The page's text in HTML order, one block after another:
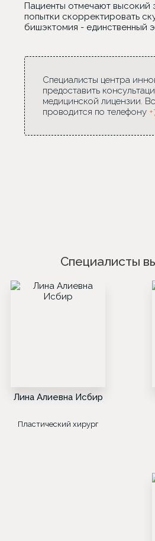
Пациенты отмечают высокий
попытки скорректировать
бишэктомия - единственный
Специалисты центра
предоставить
медицинской лицензии.
проводится по телефону
Специалисты
Лина Алиевна Исбир
Пластический хирург